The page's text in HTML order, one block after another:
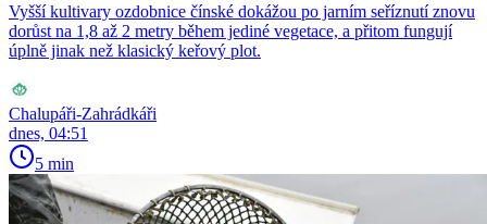
Vyšší kultivary ozdobnice čínské dokážou po jarním seříznutí znovu
dorůst na 1,8 až 2 metry během jediné vegetace, a přitom fungují
úplně jinak než klasický keřový plot.
Chalupáři-Zahrádkáři
dnes, 04:51
5 min